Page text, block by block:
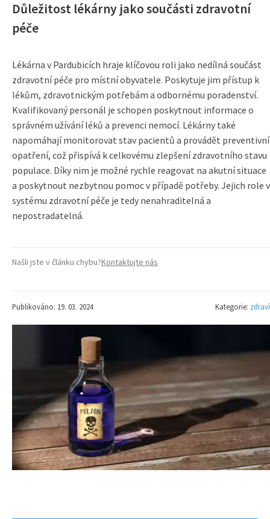
Důležitost lékárny jako součásti zdravotní
péče
Lékárna v Pardubicích hraje klíčovou roli jako nedílná součást
zdravotní péče pro místní obyvatele. Poskytuje jim přístup k
lékům, zdravotnickým potřebám a odbornému poradenství.
Kvalifikovaný personál je schopen poskytnout informace o
správném užívání léků a prevenci nemocí. Lékárny také
napomáhají monitorovat stav pacientů a provádět preventivní
opatření, což přispívá k celkovému zlepšení zdravotního stavu
populace. Díky nim je možné rychle reagovat na akutní situace
a poskytnout nezbytnou pomoc v případě potřeby. Jejich role v
systému zdravotní péče je tedy nenahraditelná a
nepostradatelná.
Našli jste v článku chybu?Kontaktujte nás
Publikováno: 19. 03. 2024 Kategorie: zdraví